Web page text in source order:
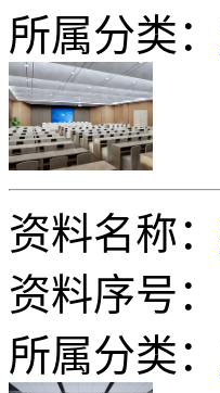
所属分类：
资料名称：
资料序号：
所属分类：